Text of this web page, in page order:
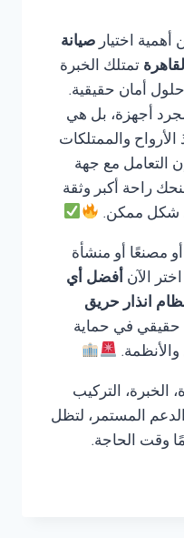
أهمية اختيار صيانة
تمتلك الخبرة
حلول أمان حقيقية.
أجهزة، بل هي
والممتلكات
التعامل مع جهة
راحة أكبر وثقة
شكل ممكن.
مصنعًا أو منشأة
الآن أفضل أي
انذار حريق
في حماية
الخبرة، التركيب
المستمر، لتظل
وقت الحاجة.